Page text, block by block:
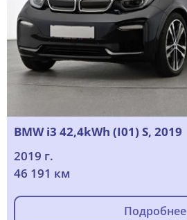
BMW i3 42,4kWh (I01) S, 2019
2019 г.
46 191 км
Подробнее